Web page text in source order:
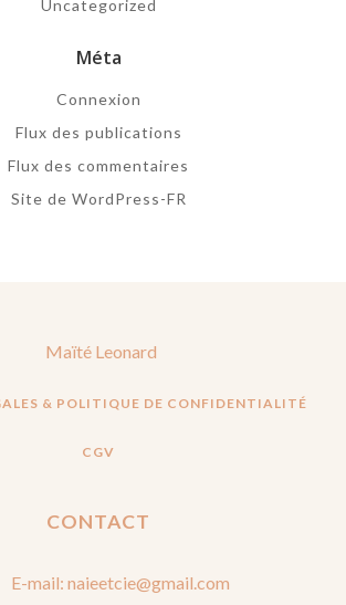
Uncategorized
Méta
Connexion
Flux des publications
Flux des commentaires
Site de WordPress-FR
Maïté Leonard
& POLITIQUE DE CONFIDENTIALITÉ
CGV
CONTACT
E-mail: naieetcie@gmail.com